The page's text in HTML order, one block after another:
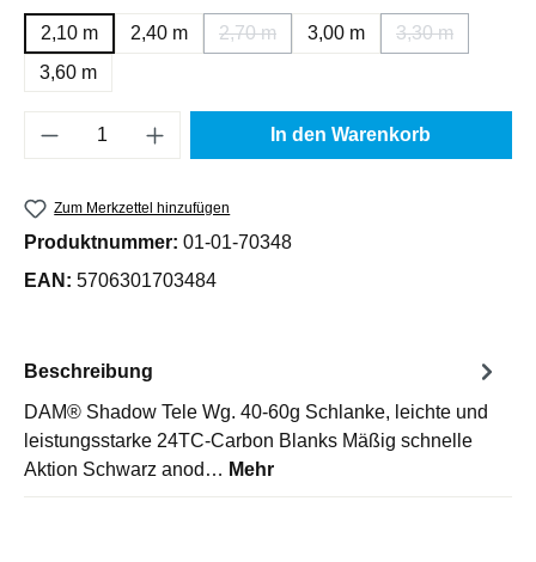
2,10 m 2,40 m 2,70 m
(Diese Option ist zurzeit nicht
3,00 m 3,30 m
3,60 m
Produkt Anzahl: Gib den gewünschten
In den Warenkorb
Zum Merkzettel hinzufügen
Produktnummer: 01-01-70348
EAN: 5706301703484
Beschreibung
DAM® Shadow Tele Wg. 40-60g Schlanke, leichte und
leistungsstarke 24TC-Carbon Blanks Mäßig schnelle
Aktion Schwarz anod… Mehr